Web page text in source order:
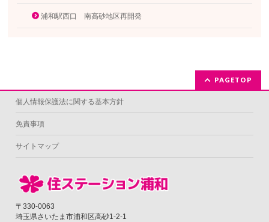
浦和駅西口 南高砂地区再開発
PAGETOP
個人情報保護法に関する基本方針
免責事項
サイトマップ
〒330-0063
埼玉県さいたま市浦和区高砂1-2-1